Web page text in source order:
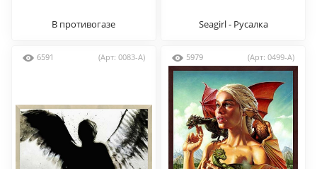
В противогазе Seagirl - Русалка
6591 (Арт: 0083-A) 5979 (Арт: 0499-A)